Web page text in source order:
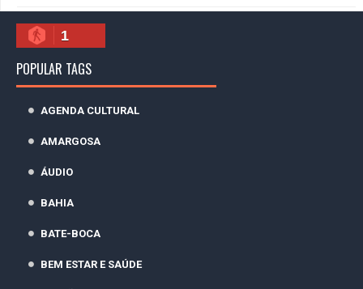
1
POPULAR TAGS
AGENDA CULTURAL
AMARGOSA
ÁUDIO
BAHIA
BATE-BOCA
BEM ESTAR E SAÚDE